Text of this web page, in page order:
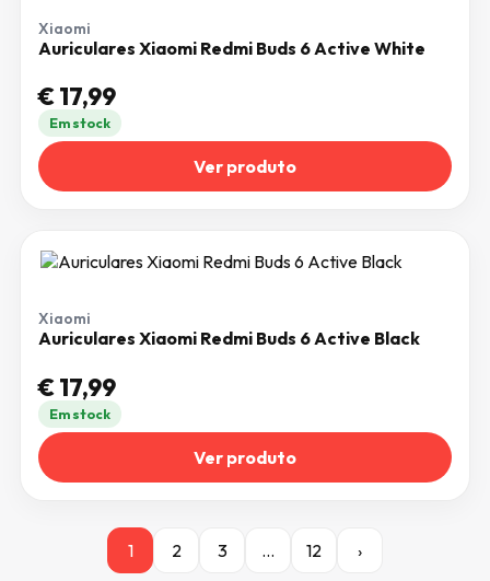
Xiaomi
Auriculares Xiaomi Redmi Buds 6 Active White
€17,99
Em stock
Ver produto
Xiaomi
Auriculares Xiaomi Redmi Buds 6 Active Black
€17,99
Em stock
Ver produto
1 2 3 … 12 ›